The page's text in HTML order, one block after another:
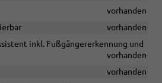
vorhanden
vorhanden
inkl. Fußgängererkennung und
vorhanden
vorhanden